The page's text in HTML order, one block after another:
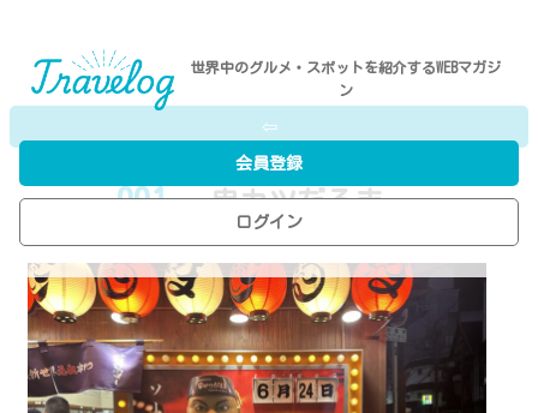
世界中のグルメ・スポットを紹介するWEBマガジ
ン
会員登録
ログイン
⇦
001- 串カツだるま